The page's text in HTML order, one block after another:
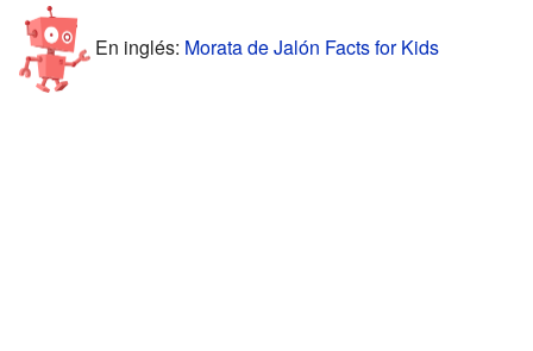
En inglés: Morata de Jalón Facts for Kids